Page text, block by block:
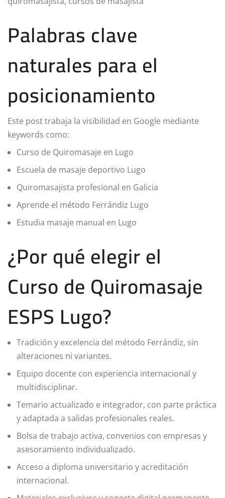
Palabras clave
naturales para el
posicionamiento
Este post trabaja la visibilidad en Google mediante
keywords como:
Curso de Quiromasaje en Lugo
Escuela de masaje deportivo Lugo
Quiromasajista profesional en Galicia
Aprende el método Ferrándiz Lugo
Estudia masaje manual en Lugo
¿Por qué elegir el
Curso de Quiromasaje
ESPS Lugo?
Tradición y excelencia del método Ferrándiz, sin
alteraciones ni variantes.
Equipo docente con experiencia internacional y
multidisciplinar.
Temario actualizado e integrador, con parte práctica
y adaptada a salidas profesionales reales.
Bolsa de trabajo activa, convenios con empresas y
asesoramiento individualizado.
Acceso a diploma universitario y acreditación
internacional.